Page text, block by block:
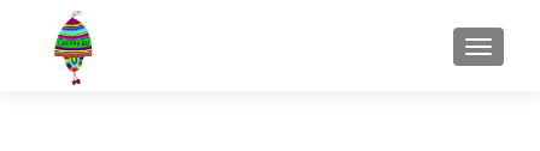
MENU